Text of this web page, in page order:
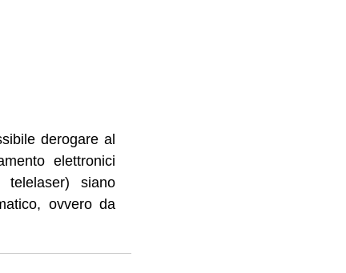
derogare al
elettronici
telelaser) siano
ovvero da